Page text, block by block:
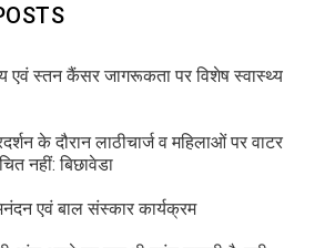
एवं स्तन कैंसर जागरूकता पर विशेष स्वास्थ्य
के दौरान लाठीचार्ज व महिलाओं पर वाटर
नहीं: बिछावेडा
एवं बाल संस्कार कार्यक्रम